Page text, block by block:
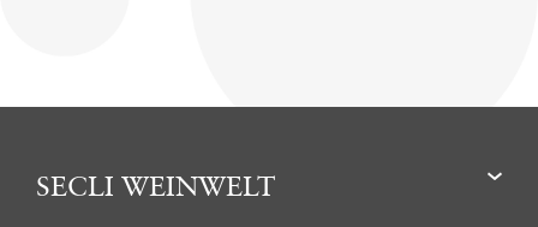
SECLI WEINWELT